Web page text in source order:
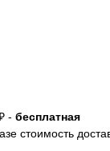
- бесплатная
стоимость